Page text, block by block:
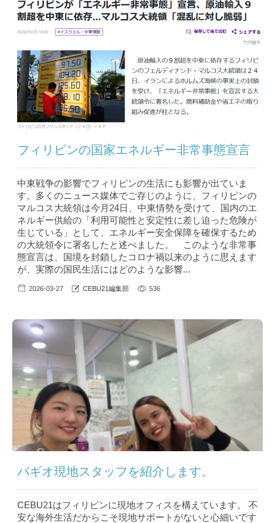
フィリピンの国家エネルギー非常事態宣言
中東戦争の影響でフィリピンの生活にも影響が出ていま
す。多くのニュース媒体でご存じのように、フィリピンの
マルコス大統領は今月24日、中東情勢を受けて、国内のエ
ネルギー供給の「利用可能性と安定性に差し迫った危険が
生じている」として、エネルギー安全保障を確保するため
の大統領令に署名したと述べました。 このような非常事
態宣言は、国境を封鎖したコロナ禍以来のように思えます
が、実際の国民生活にはどのような影響...
2026-03-27 CEBU21編集部 536
バギオ現地スタッフを紹介します。
CEBU21はフィリピンに現地オフィスを構えています。 不
安な海外生活だからこそ現地サポートがないと心細いです